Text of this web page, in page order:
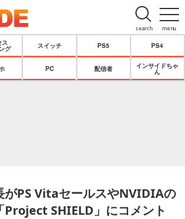
menu
search
ス
グ
スイッチ PS5 PS4
PC 配信者
インサイドちゃ
ん
がPS VitaセールスやNVIDIAの
Project SHIELD」にコメント